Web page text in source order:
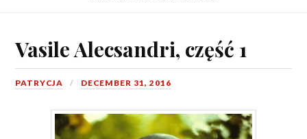
Vasile Alecsandri, część 1
PATRYCJA DECEMBER 31, 2016